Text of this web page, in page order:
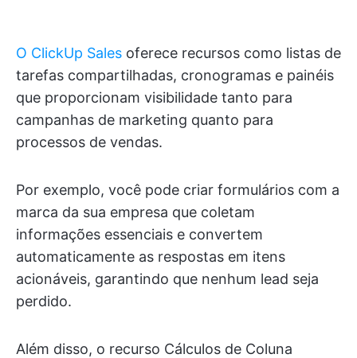
O ClickUp Sales oferece recursos como listas de
tarefas compartilhadas, cronogramas e painéis
que proporcionam visibilidade tanto para
campanhas de marketing quanto para
processos de vendas.
Por exemplo, você pode criar formulários com a
marca da sua empresa que coletam
informações essenciais e convertem
automaticamente as respostas em itens
acionáveis, garantindo que nenhum lead seja
perdido.
Além disso, o recurso Cálculos de Coluna